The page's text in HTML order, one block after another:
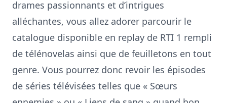
drames passionnants et d’intrigues
alléchantes, vous allez adorer parcourir le
catalogue disponible en replay de RTI 1 rempli
de télénovelas ainsi que de feuilletons en tout
genre. Vous pourrez donc revoir les épisodes
de séries télévisées telles que « Sœurs